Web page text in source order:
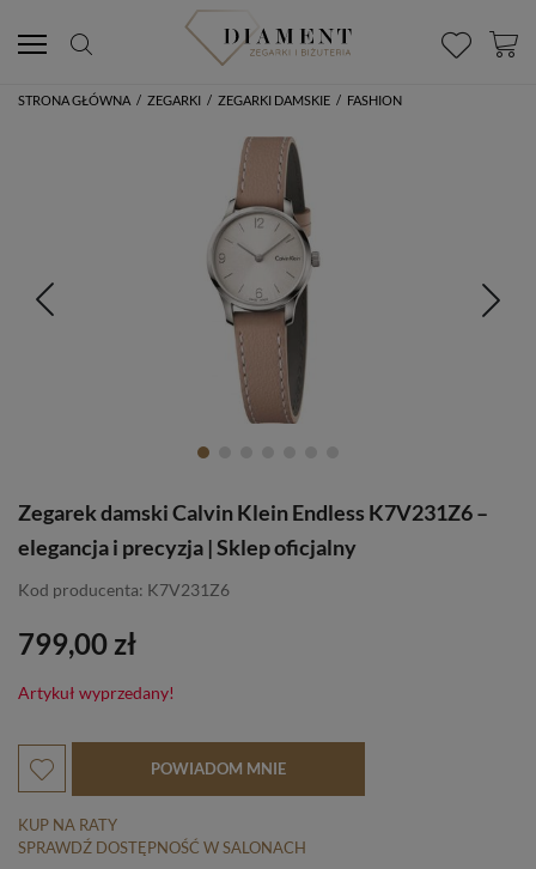
STRONA GŁÓWNA / ZEGARKI / ZEGARKI DAMSKIE / FASHION
Zegarek damski Calvin Klein Endless K7V231Z6 –
elegancja i precyzja | Sklep oficjalny
Kod producenta: K7V231Z6
799,00 zł
Artykuł wyprzedany!
POWIADOM MNIE
KUP NA RATY
SPRAWDŹ DOSTĘPNOŚĆ W SALONACH